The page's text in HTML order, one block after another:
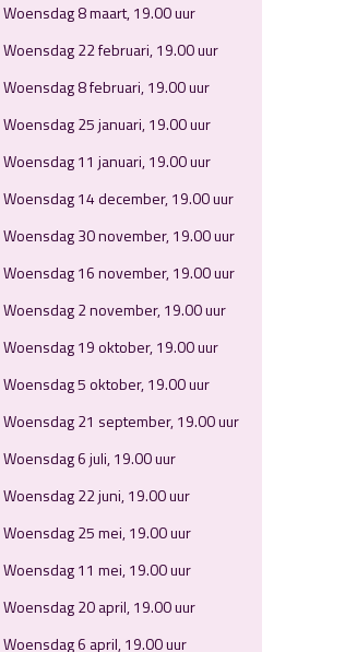
Woensdag 8 maart, 19.00 uur
Woensdag 22 februari, 19.00 uur
Woensdag 8 februari, 19.00 uur
Woensdag 25 januari, 19.00 uur
Woensdag 11 januari, 19.00 uur
Woensdag 14 december, 19.00 uur
Woensdag 30 november, 19.00 uur
Woensdag 16 november, 19.00 uur
Woensdag 2 november, 19.00 uur
Woensdag 19 oktober, 19.00 uur
Woensdag 5 oktober, 19.00 uur
Woensdag 21 september, 19.00 uur
Woensdag 6 juli, 19.00 uur
Woensdag 22 juni, 19.00 uur
Woensdag 25 mei, 19.00 uur
Woensdag 11 mei, 19.00 uur
Woensdag 20 april, 19.00 uur
Woensdag 6 april, 19.00 uur